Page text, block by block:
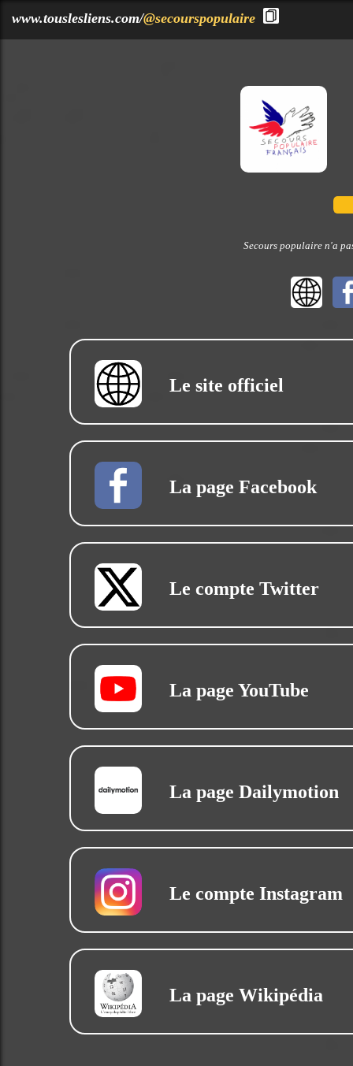
www.touslesliens.com/@secourspopulaire
Secours populaire n'a
Le site officiel
La page Facebook
Le compte Twitter
La page YouTube
La page Dailymotion
Le compte Instagram
La page Wikipédia